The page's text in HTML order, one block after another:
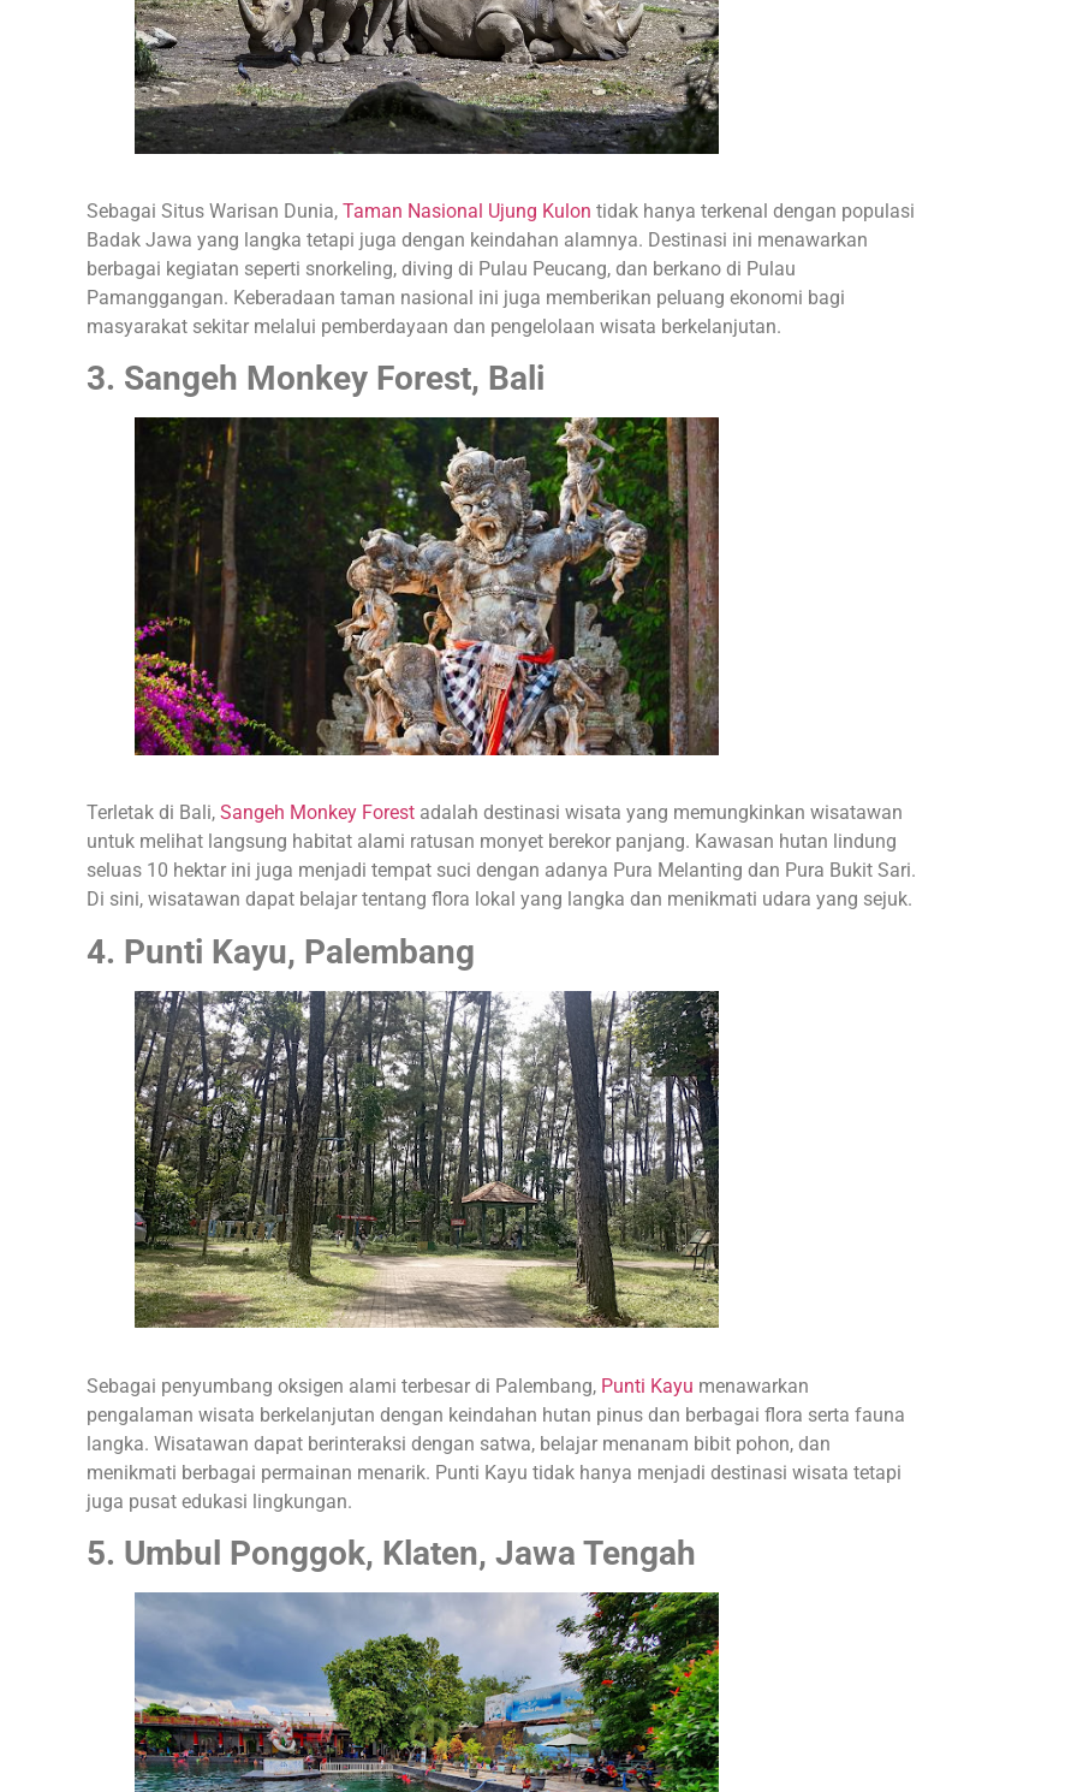
Sebagai Situs Warisan Dunia, Taman Nasional Ujung Kulon tidak hanya terkenal dengan populasi
Badak Jawa yang langka tetapi juga dengan keindahan alamnya. Destinasi ini menawarkan
berbagai kegiatan seperti snorkeling, diving di Pulau Peucang, dan berkano di Pulau
Pamanggangan. Keberadaan taman nasional ini juga memberikan peluang ekonomi bagi
masyarakat sekitar melalui pemberdayaan dan pengelolaan wisata berkelanjutan.
3. Sangeh Monkey Forest, Bali
Terletak di Bali, Sangeh Monkey Forest adalah destinasi wisata yang memungkinkan wisatawan
untuk melihat langsung habitat alami ratusan monyet berekor panjang. Kawasan hutan lindung
seluas 10 hektar ini juga menjadi tempat suci dengan adanya Pura Melanting dan Pura Bukit Sari.
Di sini, wisatawan dapat belajar tentang flora lokal yang langka dan menikmati udara yang sejuk.
4. Punti Kayu, Palembang
Sebagai penyumbang oksigen alami terbesar di Palembang, Punti Kayu menawarkan
pengalaman wisata berkelanjutan dengan keindahan hutan pinus dan berbagai flora serta fauna
langka. Wisatawan dapat berinteraksi dengan satwa, belajar menanam bibit pohon, dan
menikmati berbagai permainan menarik. Punti Kayu tidak hanya menjadi destinasi wisata tetapi
juga pusat edukasi lingkungan.
5. Umbul Ponggok, Klaten, Jawa Tengah